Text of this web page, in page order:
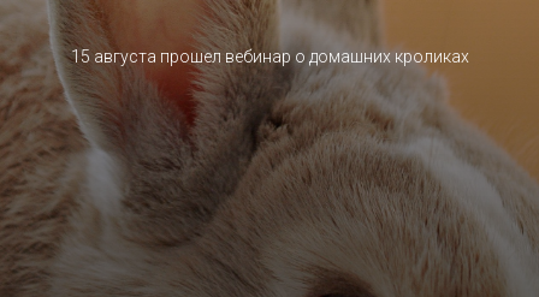
15 августа прошел вебинар о домашних кроликах